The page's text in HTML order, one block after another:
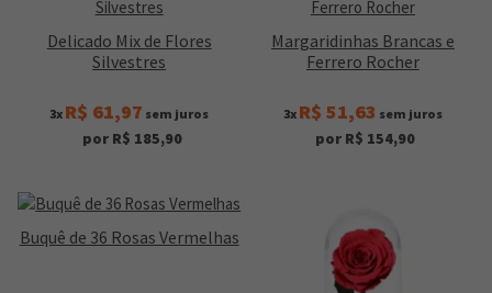
Delicado Mix de Flores
Silvestres
3x R$ 61,97 sem juros
por R$ 185,90
Margaridinhas Brancas e
Ferrero Rocher
3x R$ 51,63 sem juros
por R$ 154,90
Buquê de 36 Rosas Vermelhas